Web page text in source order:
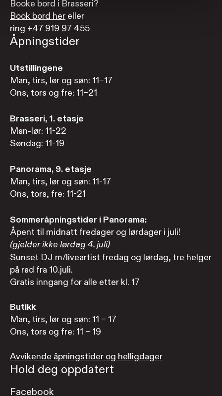
Booke bord i Brasseri?
Book bord her eller
ring +47 919 97 455
Åpningstider
Utstillingene
Man, tirs, lør og søn: 11–17
Ons, tors og fre: 11–21
Brasseri, 1. etasje
Man-lør: 11-22
Søndag: 11-19
Panorama, 9. etasje
Man, tirs, lør og søn: 11-17
Ons, tors, fre: 11-21
Sommeråpningstider i Panorama:
Åpent til midnatt fredager og lørdager i juli!
(gjelder ikke lørdag 4. juli)
Sunset DJ m/liveartist fredag og lørdag, tre helger
på rad fra 10.juli.
Gratis inngang for alle etter kl. 17
Butikk
Man, tirs, lør og søn: 11 – 17
Ons, tors og fre: 11 – 19
Avvikende åpningstider og helligdager
Hold deg oppdatert
Facebook